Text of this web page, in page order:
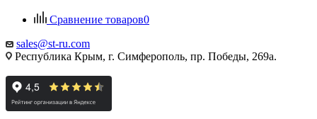
Сравнение товаров0
sales@st-ru.com
Республика Крым, г. Симферополь, пр. Победы, 269а.